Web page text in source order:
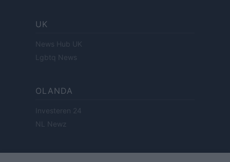
UK
News Hub UK
Lgbtq News
OLANDA
Investeren 24
NL Newz